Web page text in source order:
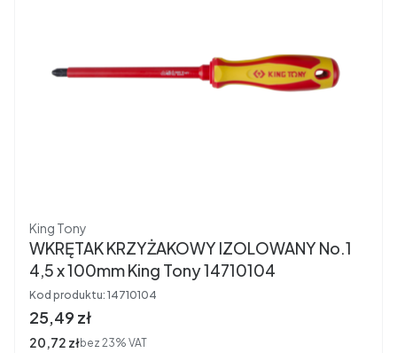
Producent
King Tony
WKRĘTAK KRZYŻAKOWY IZOLOWANY No.1
4,5 x 100mm King Tony 14710104
Kod produktu: 14710104
Cena brutto
25,49 zł
Cena netto
20,72 złbez 23% VAT